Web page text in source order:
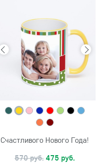
Счастливого Нового Года!
570 руб. 475 руб.